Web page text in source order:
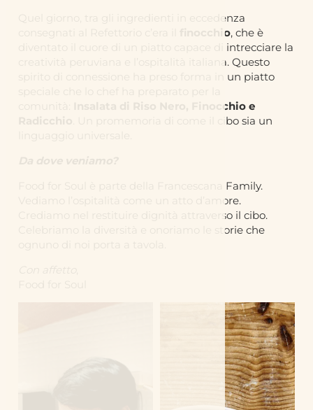
Quel giorno, tra gli ingredienti in eccedenza
finocchio, che è
diventato il cuore di un piatto capace di intrecciare la
creatività peruviana e l’ospitalità italiana. Questo
spirito di connessione ha preso forma in un piatto
Insalata di Riso Nero, Finocchio e
. Un promemoria di come il cibo sia un
Food for Soul è parte della Francescana Family.
Vediamo l’ospitalità come un atto d’amore.
Crediamo nel restituire dignità attraverso il cibo.
Celebriamo la diversità e onoriamo le storie che